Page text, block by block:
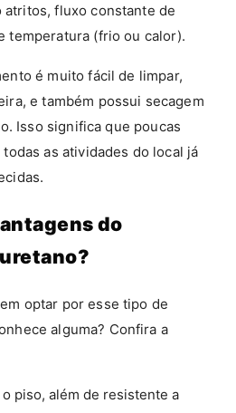
atritos, fluxo constante de
temperatura (frio ou calor).
é muito fácil de limpar,
e também possui secagem
Isso significa que poucas
as atividades do local já
do
optar por esse tipo de
alguma? Confira a
o piso, além de resistente a